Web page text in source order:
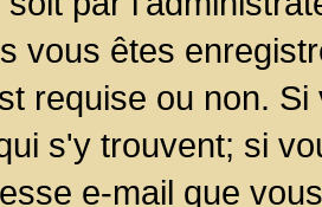
vous êtes
requise ou non.
s'y trouvent; si
e-mail que